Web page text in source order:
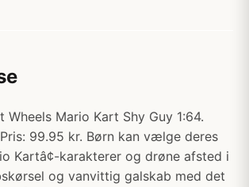
Wheels Mario Kart Shy Guy 1:64.
99.95 kr. Børn kan vælge deres
Kartâ¢-karakterer og drøne afsted i
og vanvittig galskab med det